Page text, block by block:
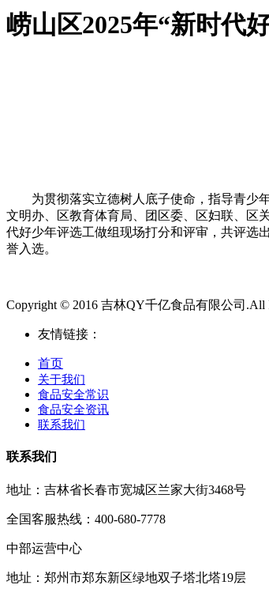
崂山区2025年“新时代
为贯彻落实立德树人底子使命，指导青少年
文明办、区教育体育局、团区委、区妇联、区
代好少年评选工做组现场打分和评审，共评选
誉入选。
Copyright © 2016 吉林QY千亿食品有限公司.All
友情链接：
首页
关于我们
食品安全常识
食品安全资讯
联系我们
联系我们
地址：吉林省长春市宽城区兰家大街3468号
全国客服热线：400-680-7778
中部运营中心
地址：郑州市郑东新区绿地双子塔北塔19层